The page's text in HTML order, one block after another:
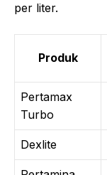
per liter.
Produk
Pertamax
Turbo
Dexlite